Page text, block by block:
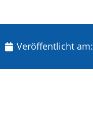
Veröffentlicht am: